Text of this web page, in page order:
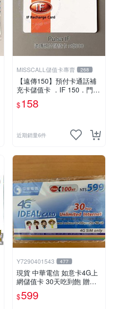
MISSCALL儲值卡專賣 268
【遠傳150】預付卡通話補
充卡儲值卡 ．IF 150．門號
延展ifu⚡MissCall儲值卡專
賣
$158
近期銷量6件
Y7290401543 477
現貨 中華電信 如意卡4G上
網儲值卡 30天吃到飽 贈送1
00元通話費
$599